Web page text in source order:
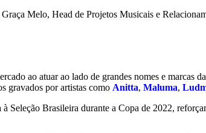
Melo, Head de Projetos Musicais e
ao atuar ao lado de grandes nomes e marcas
gravados por artistas como Anitta, Maluma,
à Seleção Brasileira durante a Copa de 2022,